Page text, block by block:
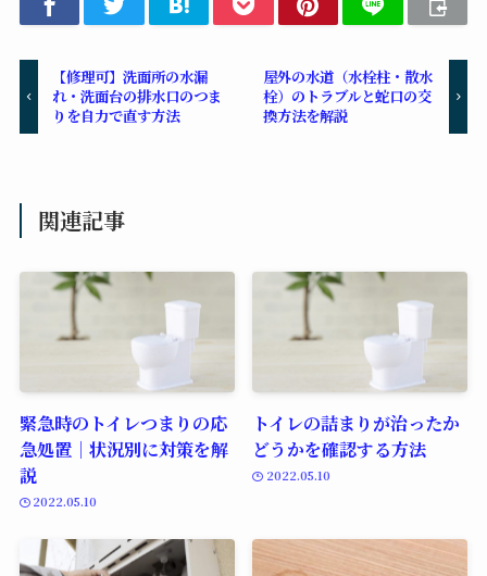
【修理可】洗面所の水漏
れ・洗面台の排水口のつま
りを自力で直す方法
屋外の水道（水栓柱・散水
栓）のトラブルと蛇口の交
換方法を解説
関連記事
緊急時のトイレつまりの応
急処置｜状況別に対策を解
説
2022.05.10
トイレの詰まりが治ったか
どうかを確認する方法
2022.05.10